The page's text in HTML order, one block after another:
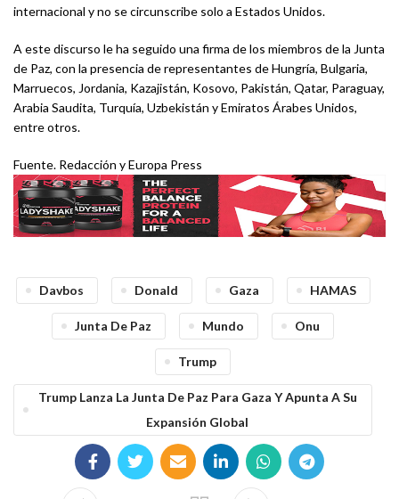
internacional y no se circunscribe solo a Estados Unidos.
A este discurso le ha seguido una firma de los miembros de la Junta
de Paz, con la presencia de representantes de Hungría, Bulgaria,
Marruecos, Jordania, Kazajistán, Kosovo, Pakistán, Qatar, Paraguay,
Arabia Saudita, Turquía, Uzbekistán y Emiratos Árabes Unidos,
entre otros.
Fuente. Redacción y Europa Press
Davbos Donald Gaza HAMAS
Junta De Paz Mundo Onu
Trump
Trump Lanza La Junta De Paz Para Gaza Y Apunta A Su
Expansión Global